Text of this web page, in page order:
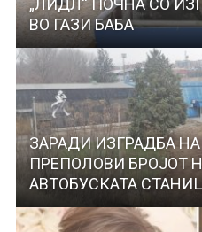
„ЛИДЛ“ ПОЧНА СО
ВО ГАЗИ БАБА
ЗАРАДИ ИЗГРАДБА
ПРЕПОЛОВИ БРОЈОТ
АВТОБУСКАТА